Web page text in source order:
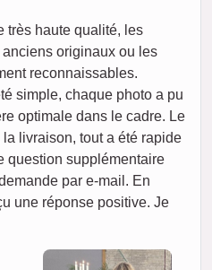
très haute qualité, les
originaux ou les
reconnaissables.
simple, chaque photo a pu
optimale dans le cadre. Le
livraison, tout a été rapide
question supplémentaire
par e-mail. En
une réponse positive. Je